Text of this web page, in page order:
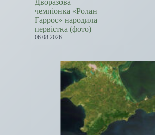
Дворазова
чемпіонка «Ролан
Гаррос» народила
первістка (фото)
06.08.2026